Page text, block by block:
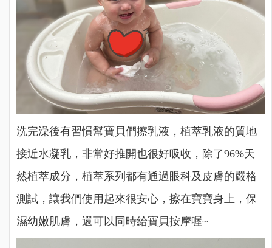
洗完澡後有習慣幫寶貝們擦乳液，植萃乳液的質地
接近水凝乳，非常好推開也很好吸收，除了96%天
然植萃成分，植萃系列都有通過眼科及皮膚的嚴格
測試，讓我們使用起來很安心，擦在寶寶身上，保
濕幼嫩肌膚，還可以同時給寶貝按摩喔~